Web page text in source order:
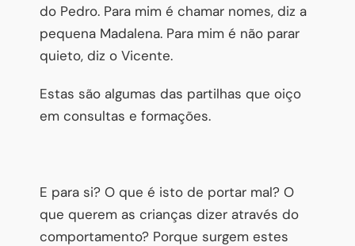
do Pedro. Para mim é chamar nomes, diz a
pequena Madalena. Para mim é não parar
quieto, diz o Vicente.
Estas são algumas das partilhas que oiço
em consultas e formações.
E para si? O que é isto de portar mal? O
que querem as crianças dizer através do
comportamento? Porque surgem estes